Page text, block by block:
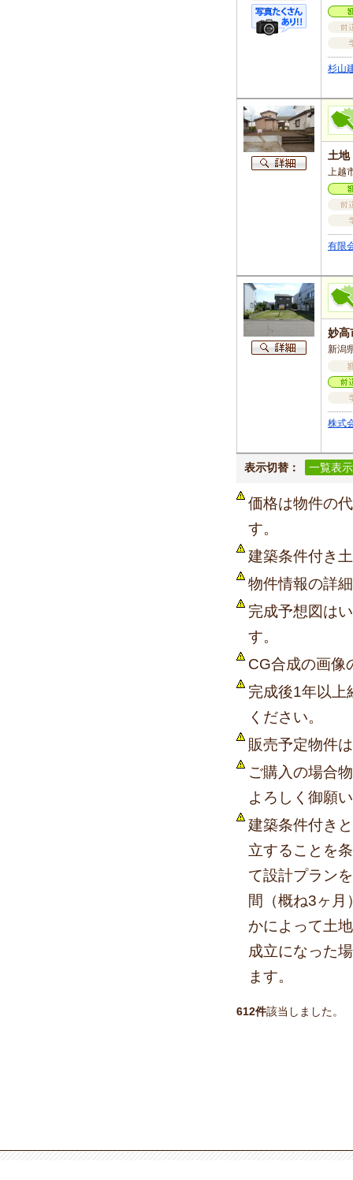
杉山
土地
上越
有限
妙
新潟
株式
表示切替： 一覧表示
価格は物件の
す。
建築条件付き
物件情報の詳
完成予想図は
す。
CG合成の画像
完成後1年以上
ください。
販売予定物件
ご購入の場合
よろしく御願
建築条件付き
立することを
て設計プラン
間（概ね3ヶ月
かによって土
成立になった
ます。
612件該当しました。